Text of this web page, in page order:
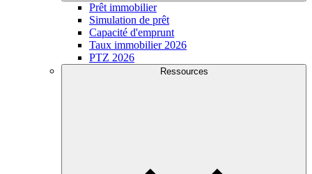
Prêt immobilier
Simulation de prêt
Capacité d'emprunt
Taux immobilier 2026
PTZ 2026
Ressources